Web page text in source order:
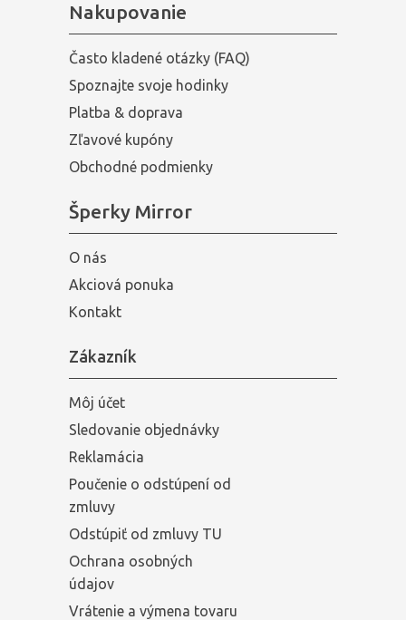
Nakupovanie
Často kladené otázky (FAQ)
Spoznajte svoje hodinky
Platba & doprava
Zľavové kupóny
Obchodné podmienky
Šperky Mirror
O nás
Akciová ponuka
Kontakt
Zákazník
Môj účet
Sledovanie objednávky
Reklamácia
Poučenie o odstúpení od
zmluvy
Odstúpiť od zmluvy TU
Ochrana osobných
údajov
Vrátenie a výmena tovaru